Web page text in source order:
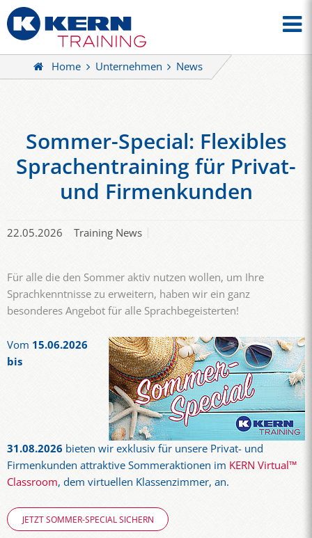
Home Unternehmen News
Sommer-Special: Flexibles
Sprachentraining für Privat-
und Firmenkunden
22.05.2026 Training News
Für alle die den Sommer aktiv nutzen wollen, um Ihre
Sprachkenntnisse zu erweitern, haben wir ein ganz
besonderes Angebot für alle Sprachbegeisterten!
Vom 15.06.2026
bis
31.08.2026 bieten wir exklusiv für unsere Privat- und
Firmenkunden attraktive Sommeraktionen im KERN Virtual™
Classroom, dem virtuellen Klassenzimmer, an.
JETZT SOMMER-SPECIAL SICHERN